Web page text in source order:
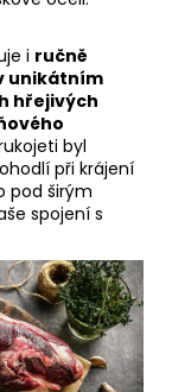
i ručně
unikátním
hřejivých
byl
při krájení
pod širým
spojení s